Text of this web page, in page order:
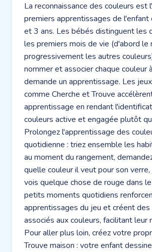
La reconnaissance des couleurs est
premiers apprentissages de
et 3 ans. Les bébés distinguent les
les premiers mois de vie (d'abord le
progressivement les autres
nommer et associer chaque couleur
demande un apprentissage. Les
comme Cherche et Trouve
apprentissage en rendant
couleurs active et engagée plutôt
Prolongez l'apprentissage des
quotidienne : triez ensemble les
au moment du rangement,
quelle couleur il veut pour son
vois quelque chose de rouge dans le
petits moments quotidiens
apprentissages du jeu et créent des
associés aux couleurs, facilitant leur
Pour aller plus loin, créez votre
Trouve maison : votre enfant